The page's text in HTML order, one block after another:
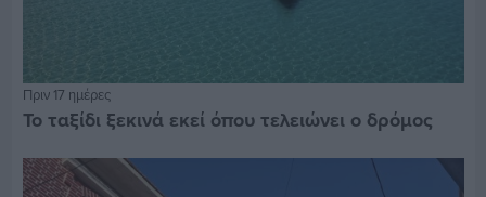
Πριν 17 ημέρες
Το ταξίδι ξεκινά εκεί όπου τελειώνει ο δρόμος